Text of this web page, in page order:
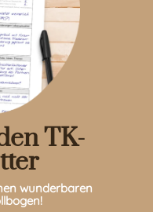
TK-
wunderbaren